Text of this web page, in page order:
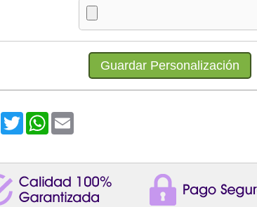
Facebook
TwitterWhatsApp